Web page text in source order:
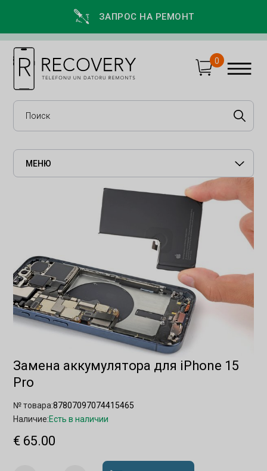
ЗАПРОС НА РЕМОНТ
0
МЕНЮ
Замена аккумулятора для iPhone 15
Pro
№ товара:87807097074415465
Наличие:Есть в наличии
€ 65.00